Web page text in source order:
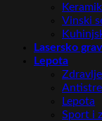
Vinski
Lasersko
Lepota
Lepota
Sport i